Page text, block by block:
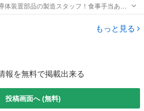
体装置部品の製造スタッフ！食事手当あり
！寮費無料！土日祝休み×年間休日120
社会保険完備◎格安食堂利用可★最寄り駅
もっと見る
報を無料で掲載出来る
投稿画面へ (無料)